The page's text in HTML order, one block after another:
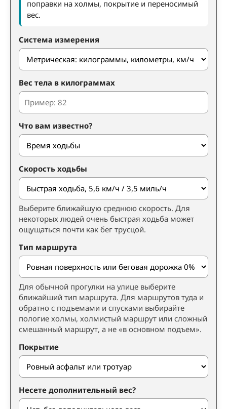
поправки на холмы, покрытие и переносимый
вес.
Система измерения
Вес тела в килограммах
Что вам известно?
Скорость ходьбы
Выберите ближайшую среднюю скорость. Для
некоторых людей очень быстрая ходьба может
ощущаться почти как бег трусцой.
Тип маршрута
Для обычной прогулки на улице выберите
ближайший тип маршрута. Для маршрутов туда и
обратно с подъемами и спусками выбирайте
пологие холмы, холмистый маршрут или сложный
смешанный маршрут, а не «в основном подъем».
Покрытие
Несете дополнительный вес?